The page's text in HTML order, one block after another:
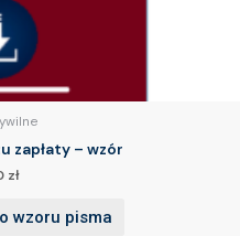
zapłaty – wzór
zł
wzoru pisma